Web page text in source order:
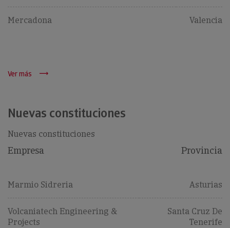
Mercadona Valencia
Ver más
Nuevas constituciones
Nuevas constituciones
Empresa Provincia
Marmio Sidreria Asturias
Volcaniatech Engineering &
Projects
Santa Cruz De
Tenerife